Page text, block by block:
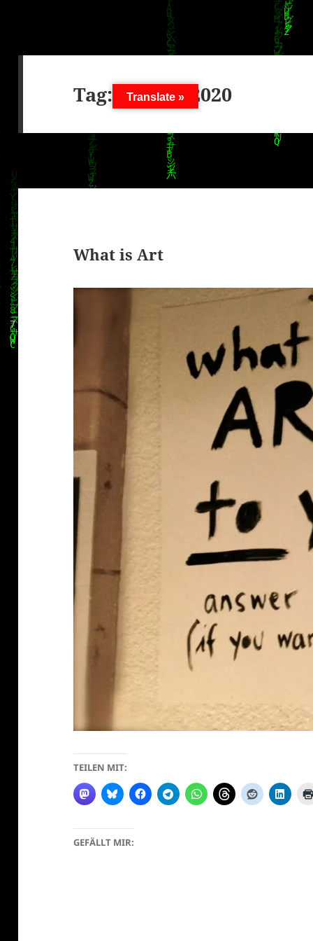
Tag: 23. Mai 2020
What is Art
TEILEN MIT:
GEFÄLLT MIR:
Translate »